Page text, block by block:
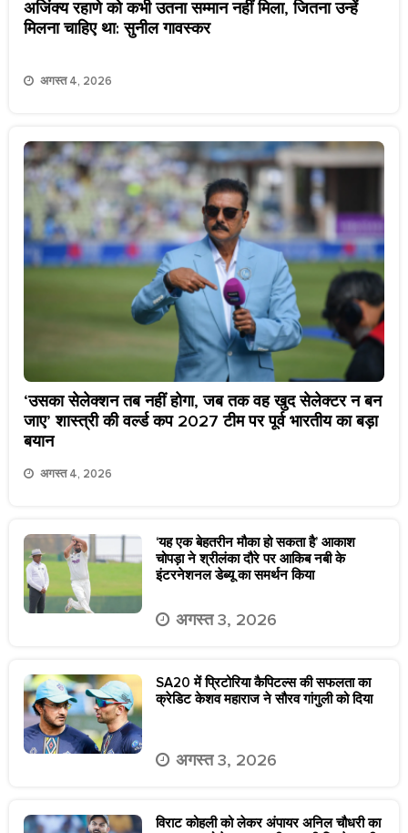
अजिंक्य रहाणे को कभी उतना सम्मान नहीं मिला, जितना उन्हें
मिलना चाहिए था: सुनील गावस्कर
अगस्त 4, 2026
‘उसका सेलेक्शन तब नहीं होगा, जब तक वह खुद सेलेक्टर न बन
जाए’ शास्त्री की वर्ल्ड कप 2027 टीम पर पूर्व भारतीय का बड़ा
बयान
अगस्त 4, 2026
‘यह एक बेहतरीन मौका हो सकता है’ आकाश
चोपड़ा ने श्रीलंका दौरे पर आकिब नबी के
इंटरनेशनल डेब्यू का समर्थन किया
अगस्त 3, 2026
SA20 में प्रिटोरिया कैपिटल्स की सफलता का
क्रेडिट केशव महाराज ने सौरव गांगुली को दिया
अगस्त 3, 2026
विराट कोहली को लेकर अंपायर अनिल चौधरी का